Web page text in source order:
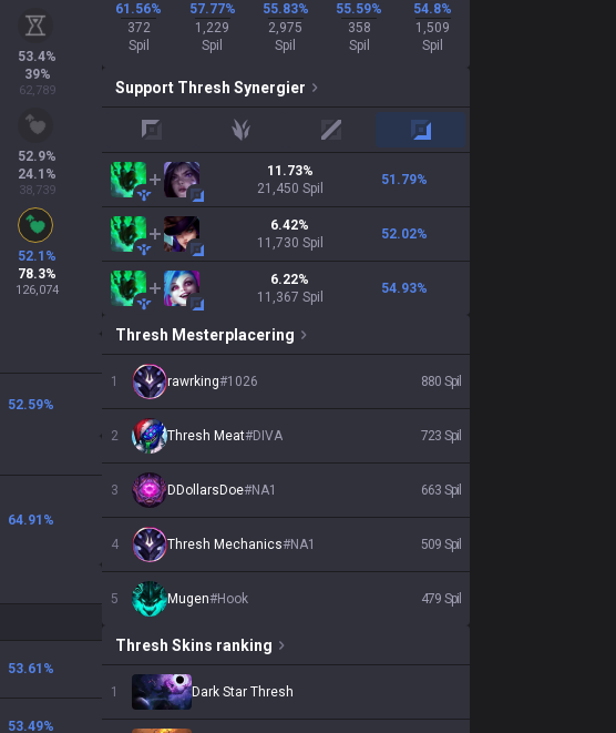
53.4%
39%
62,789
52.9%
24.1 %
38,739
52.1 %
78.3%
126,074
52.59%
64.91 %
53.61 %
53.49%
61.56%
372
Spil
57.77%
1,229
Spil
55.83%
2,975
Spil
55.59%
358
Spil
54.8%
1,509
Spil
Support Thresh Synergier
jungle mid adc
11.73%
21,450 Spil
51.79%
6.42%
11,730 Spil
52.02%
6.22%
11,367 Spil
54.93%
Thresh Mesterplacering
1 rawrking#1026 880 Spil
2 Thresh Meat#DIVA 723 Spil
3 DDollarsDoe#NA1 663 Spil
4 Thresh Mechanics#NA1 509 Spil
5 Mugen#Hook 479 Spil
Thresh Skins ranking
1 Dark Star Thresh